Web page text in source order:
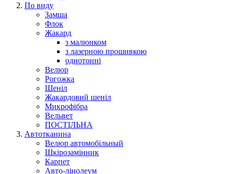
По виду
Замша
Флок
Жакард
з малюнком
з лазерною прошивкою
однотонні
Велюр
Рогожка
Шеніл
Жакардовий шеніл
Микрофібра
Вельвет
ПОСТІЛЬНА
Автотканина
Велюр автомобільный
Шкірозамінник
Карпет
Авто-лінолеум